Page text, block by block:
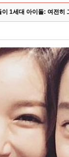
이 1세대 아이돌: 여전히